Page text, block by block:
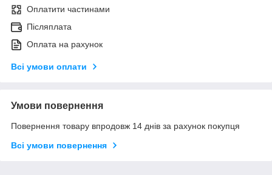
Оплатити частинами
Післяплата
Оплата на рахунок
Всі умови оплати
Умови повернення
Повернення товару впродовж 14 днів за рахунок покупця
Всі умови повернення